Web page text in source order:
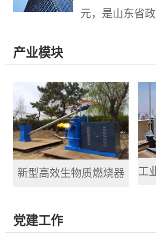
元，是山东省
所有制企业，
保”，股票代码
产业模块
新型高效生物质燃烧器
党建工作